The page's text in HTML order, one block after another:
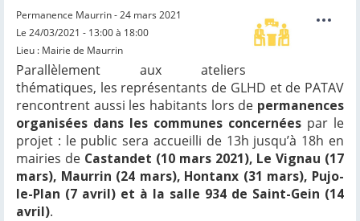
Permanence Maurrin - 24 mars 2021
Le 24/03/2021 - 13:00 à 18:00
Lieu : Mairie de Maurrin
Parallèlement aux ateliers
thématiques, les représentants de GLHD et de PATAV
rencontrent aussi les habitants lors de permanences
organisées dans les communes concernées par le
projet : le public sera accueilli de 13h jusqu’à 18h en
mairies de Castandet (10 mars 2021), Le Vignau (17
mars), Maurrin (24 mars), Hontanx (31 mars), Pujo-
le-Plan (7 avril) et à la salle 934 de Saint-Gein (14
avril).